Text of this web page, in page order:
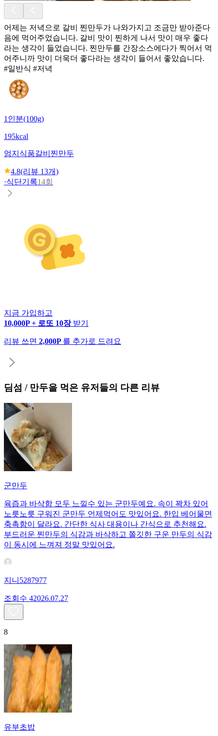
어제는 저녁으로 갈비 찐만두가 나와가지고 조금만 받아준다
음에 먹어주었습니다. 갈비 맛이 찐하게 나서 맛이 매우 좋다
라는 생각이 들었습니다. 찐만두를 간장소스에다가 찍어서 먹
어주니까 맛이 더욱더 좋다라는 생각이 들어서 좋았습니다.
#일반식 #저녁
1인분(100g)
195kcal
엄지식품갈비찐만두
4.8(리뷰 13개)
·식단기록14회
지금 가입하고
10,000P + 로또 10장 받기
리뷰 쓰면 2,000P 를 추가로 드려요
딤섬 / 만두을 먹은 유저들의 다른 리뷰
군만두
육즙과 바삭함 모두 느낄수 있는 군만두예요. 속이 꽉차 있어
노릇노릇 구워진 군만두 언제먹어도 맛있어요. 한입 베어물면
축촉함이 달라요. 간단한 식사 대용이나 간식으로 추천해요.
부드러운 찐만두의 식감과 바삭하고 쫄깃한 구운 만두의 식감
이 동시에 느껴져 정말 맛있어요.
지니5287977
조회수 42026.07.27
8
유부초밥